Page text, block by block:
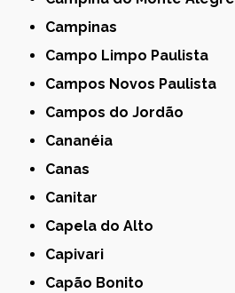
Campinas
Campo Limpo Paulista
Campos Novos Paulista
Campos do Jordão
Cananéia
Canas
Canitar
Capela do Alto
Capivari
Capão Bonito